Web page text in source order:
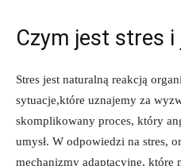
Czym jest stres i
Stres jest naturalną reakcją
sytuacje,które uznajemy za
skomplikowany proces, który
umysł. W odpowiedzi na stres,
mechanizmy adaptacyjne,